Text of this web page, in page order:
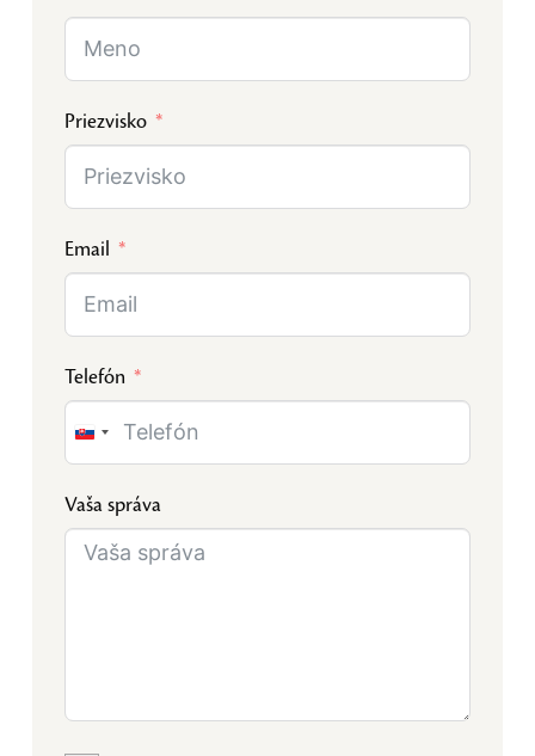
Priezvisko
Email
Telefón
Slovakia
Vaša správa